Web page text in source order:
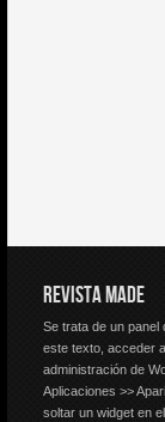
REVISTA MADE
Se trata de un panel
este texto, acceder
administración de
Aplicaciones >>
soltar un widget en